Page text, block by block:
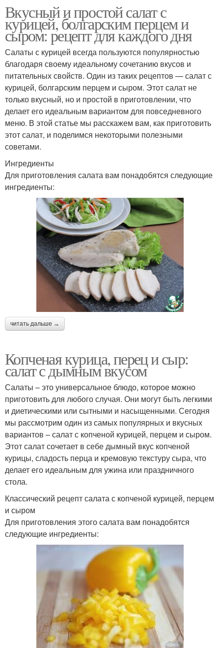
Вкусный и простой салат с
курицей, болгарским перцем и
сыром: рецепт для каждого дня
Салаты с курицей всегда пользуются популярностью
благодаря своему идеальному сочетанию вкусов и
питательных свойств. Один из таких рецептов — салат с
курицей, болгарским перцем и сыром. Этот салат не
только вкусный, но и простой в приготовлении, что
делает его идеальным вариантом для повседневного
меню. В этой статье мы расскажем вам, как приготовить
этот салат, и поделимся некоторыми полезными
советами.
Ингредиенты
Для приготовления салата вам понадобятся следующие
ингредиенты:
читать дальше →
Копченая курица, перец и сыр:
салат с дымным вкусом
Салаты – это универсальное блюдо, которое можно
приготовить для любого случая. Они могут быть легкими
и диетическими или сытными и насыщенными. Сегодня
мы рассмотрим один из самых популярных и вкусных
вариантов – салат с копченой курицей, перцем и сыром.
Этот салат сочетает в себе дымный вкус копченой
курицы, сладость перца и кремовую текстуру сыра, что
делает его идеальным для ужина или праздничного
стола.
Классический рецепт салата с копченой курицей, перцем
и сыром
Для приготовления этого салата вам понадобятся
следующие ингредиенты: